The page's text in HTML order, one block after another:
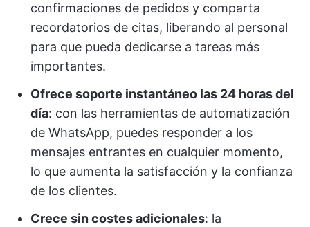
confirmaciones de pedidos y comparta
recordatorios de citas, liberando al personal
para que pueda dedicarse a tareas más
importantes.
Ofrece soporte instantáneo las 24 horas del
día: con las herramientas de automatización
de WhatsApp, puedes responder a los
mensajes entrantes en cualquier momento,
lo que aumenta la satisfacción y la confianza
de los clientes.
Crece sin costes adicionales: la